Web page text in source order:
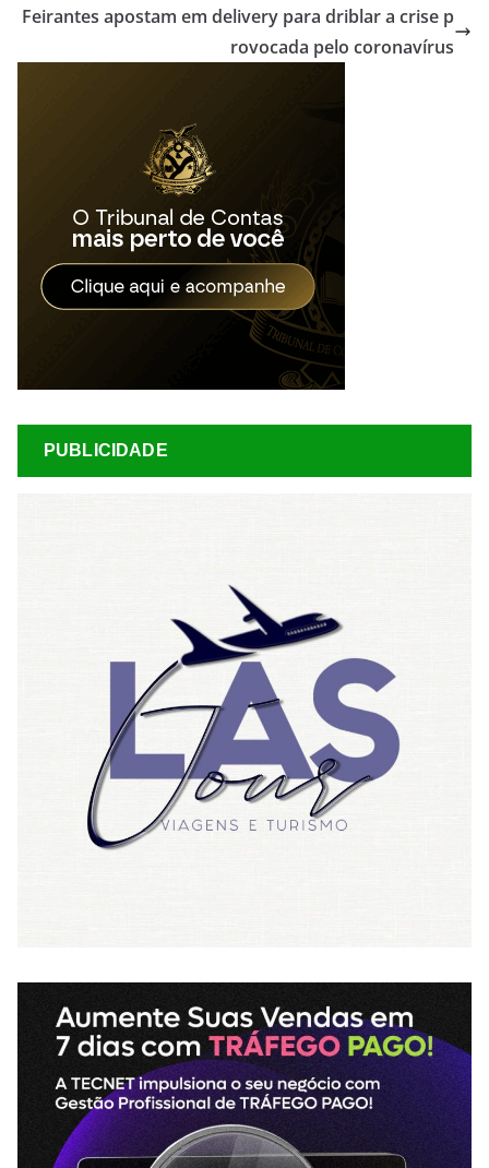
Feirantes apostam em delivery para driblar a crise p
rovocada pelo coronavírus
PUBLICIDADE